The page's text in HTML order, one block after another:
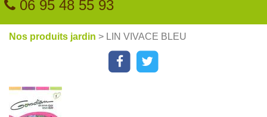
06 95 48 55 93
Nos produits jardin > LIN VIVACE BLEU